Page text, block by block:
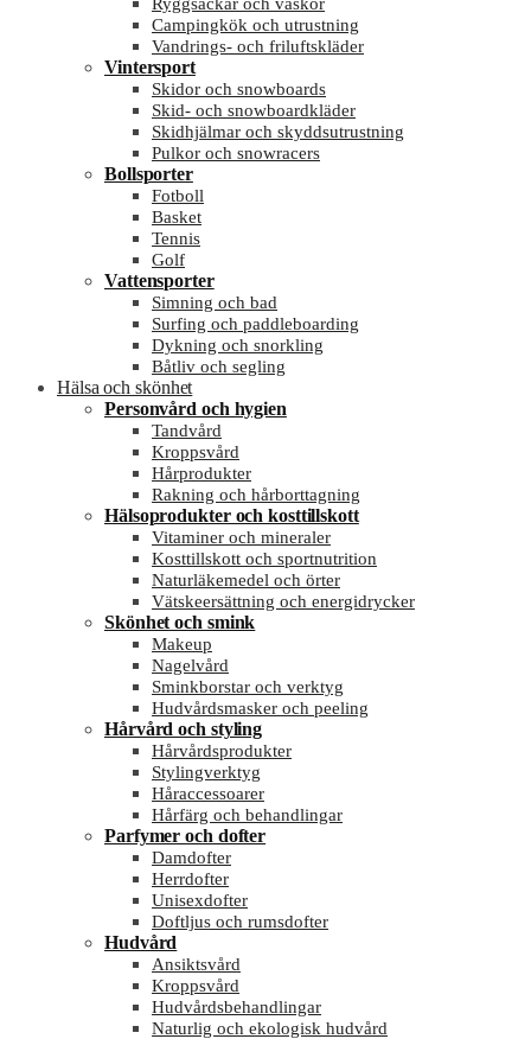
Campingkök och utrustning
Vandrings- och friluftskläder
Vintersport
Skidor och snowboards
Skid- och snowboardkläder
Skidhjälmar och skyddsutrustning
Pulkor och snowracers
Bollsporter
Fotboll
Basket
Tennis
Golf
Vattensporter
Simning och bad
Surfing och paddleboarding
Dykning och snorkling
Båtliv och segling
Hälsa och skönhet
Personvård och hygien
Tandvård
Kroppsvård
Hårprodukter
Rakning och hårborttagning
Hälsoprodukter och kosttillskott
Vitaminer och mineraler
Kosttillskott och sportnutrition
Naturläkemedel och örter
Vätskeersättning och energidrycker
Skönhet och smink
Makeup
Nagelvård
Sminkborstar och verktyg
Hudvårdsmasker och peeling
Hårvård och styling
Hårvårdsprodukter
Stylingverktyg
Håraccessoarer
Hårfärg och behandlingar
Parfymer och dofter
Damdofter
Herrdofter
Unisexdofter
Doftljus och rumsdofter
Hudvård
Ansiktsvård
Kroppsvård
Hudvårdsbehandlingar
Naturlig och ekologisk hudvård